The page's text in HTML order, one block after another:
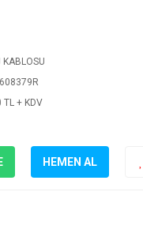
KABLOSU
TL + KDV
HEMEN AL